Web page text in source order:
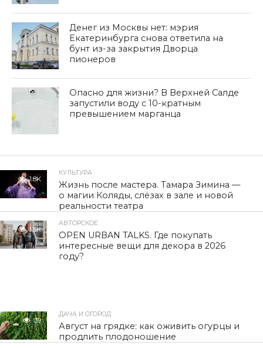
Денег из Москвы нет: мэрия
Екатеринбурга снова ответила на
бунт из-за закрытия Дворца
пионеров
Опасно для жизни? В Верхней Салде
запустили воду с 10-кратным
превышением марганца
1.8K
КУЛЬТУРА
Жизнь после мастера. Тамара Зимина —
о магии Коляды, слёзах в зале и новой
реальности театра
1.5K
АВТОРСКОЕ
OPEN URBAN TALKS. Где покупать
интересные вещи для декора в 2026
году?
39
ДАЧА И ОГОРОД
Август на грядке: как оживить огурцы и
продлить плодоношение